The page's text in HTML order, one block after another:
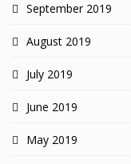
September 2019
August 2019
July 2019
June 2019
May 2019